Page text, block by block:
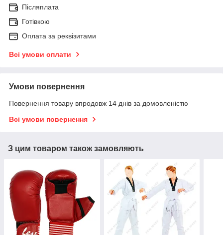
Післяплата
Готівкою
Оплата за реквізитами
Всі умови оплати
Умови повернення
Повернення товару впродовж 14 днів за домовленістю
Всі умови повернення
З цим товаром також замовляють